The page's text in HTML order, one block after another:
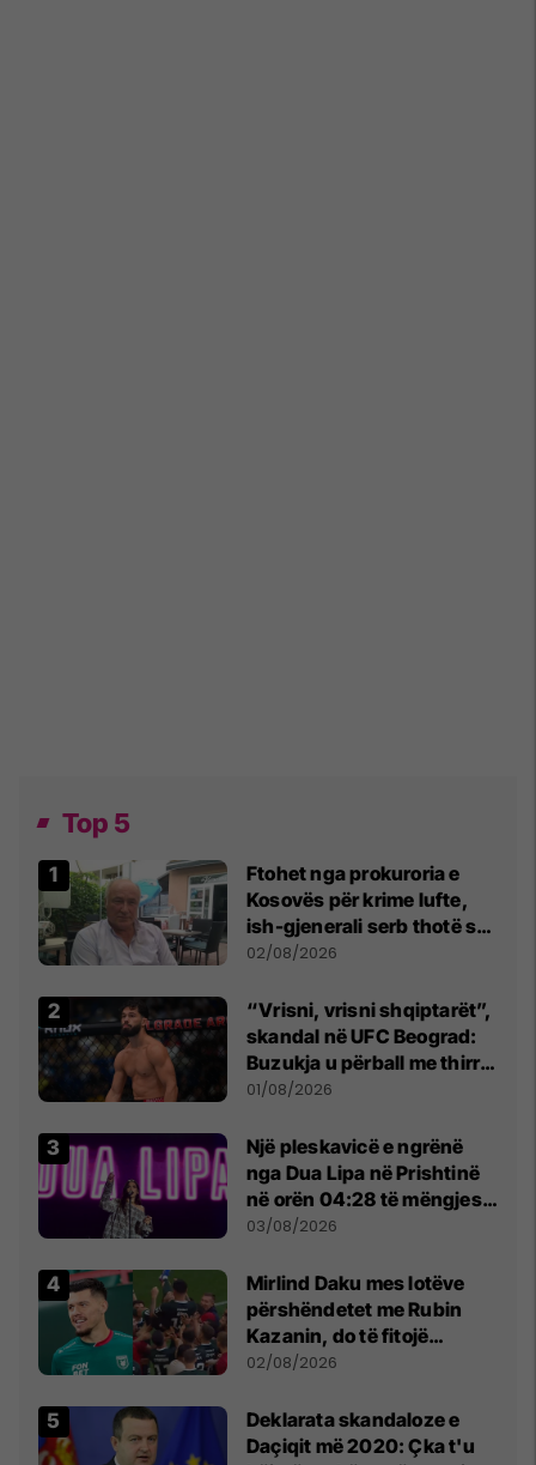
Top 5
Ftohet nga prokuroria e
Kosovës për krime lufte,
ish-gjenerali serb thotë se
dikush e tradhtoi në
02/08/2026
“Vrisni, vrisni shqiptarët”,
skandal në UFC Beograd:
Buzukja u përball me thirrje
anti-shqiptare nga
01/08/2026
Një pleskavicë e ngrënë
nga Dua Lipa në Prishtinë
në orën 04:28 të mëngjesit
- dhe bota digjitale serbe
03/08/2026
Mirlind Daku mes lotëve
përshëndetet me Rubin
Kazanin, do të fitojë
miliona te Spartak Moska
02/08/2026
​Deklarata skandaloze e
Daçiqit më 2020: Çka t'u